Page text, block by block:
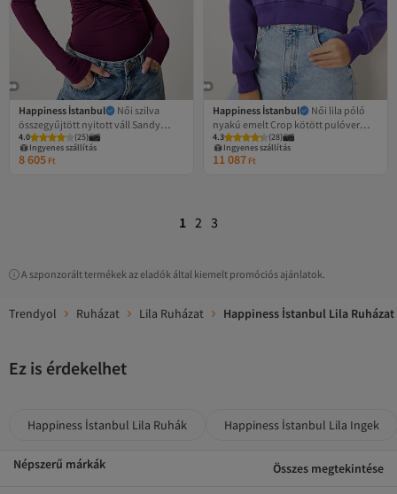
Happiness İstanbul
Női szilva
összegyűjtött nyitott váll Sandy
kötött blúz ZH00033
4.0 (25)
Ingyenes szállítás
8 605 Ft
Happiness İstanbul
Női lila póló
nyakú emelt Crop kötött pulóver
HW00014
4.3 (28)
Ingyenes szállítás
11 087 Ft
1 2 3
A szponzorált termékek az eladók által kiemelt promóciós ajánlatok.
Trendyol Ruházat Lila Ruházat Happiness İstanbul Lila Ruházat
Ez is érdekelhet
Happiness İstanbul Lila Ruhák Happiness İstanbul Lila Ingek
Népszerű márkák Összes megtekintése